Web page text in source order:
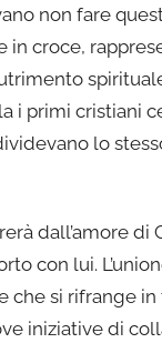
non fare
in croce,
i primi cristiani
lo
dall’amore di
con lui.
che si rifrange
iniziative di